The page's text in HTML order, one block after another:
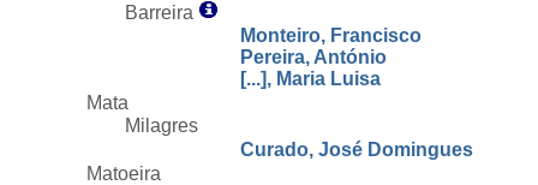
Barreira
Monteiro, Francisco
Pereira, António
[...], Maria Luisa
Mata
Milagres
Curado, José Domingues
Matoeira